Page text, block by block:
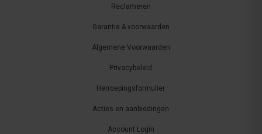
Reclameren
Garantie & voorwaarden
Algemene Voorwaarden
Privacybeleid
Herroepingsformulier
Acties en aanbiedingen
Account Login